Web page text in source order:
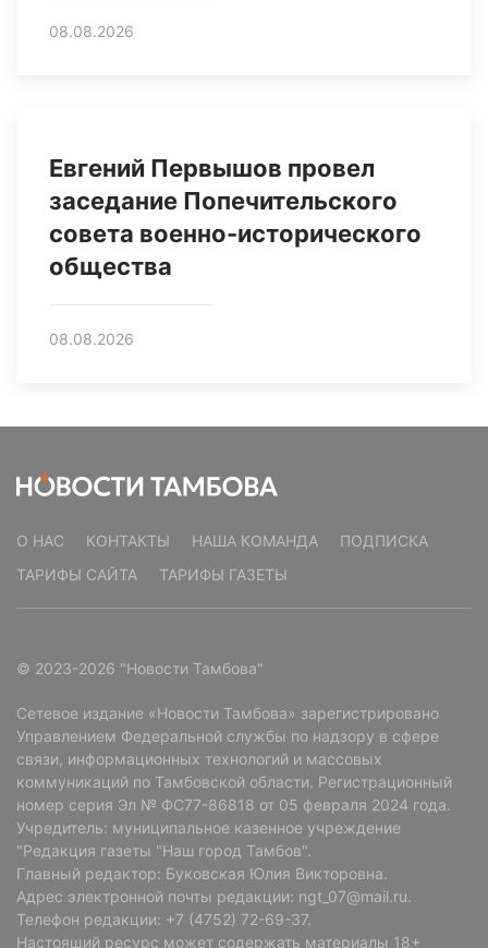
08.08.2026
Евгений Первышов провел
заседание Попечительского
совета военно-исторического
общества
08.08.2026
О НАС КОНТАКТЫ НАША КОМАНДА
ПОДПИСКА
ТАРИФЫ САЙТА
ТАРИФЫ ГАЗЕТЫ
© 2023-2026 "Новости Тамбова"
Сетевое издание «Новости Тамбова» зарегистрировано
Управлением Федеральной службы по надзору в сфере
связи, информационных технологий и массовых
коммуникаций по Тамбовской области. Регистрационный
номер серия Эл № ФС77-86818 от 05 февраля 2024 года.
Учредитель: муниципальное казенное учреждение
"Редакция газеты "Наш город Тамбов".
Главный редактор: Буковская Юлия Викторовна.
Адрес электронной почты редакции: ngt_07@mail.ru.
Телефон редакции: +7 (4752) 72-69-37.
Настоящий ресурс может содержать материалы 18+
Читайте там, где удобно